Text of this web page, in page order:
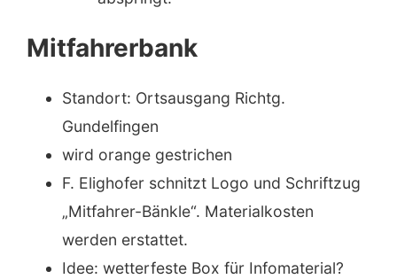
Mitfahrerbank
Standort: Ortsausgang Richtg.
Gundelfingen
wird orange gestrichen
F. Elighofer schnitzt Logo und Schriftzug
„Mitfahrer-Bänkle“. Materialkosten
werden erstattet.
Idee: wetterfeste Box für Infomaterial?